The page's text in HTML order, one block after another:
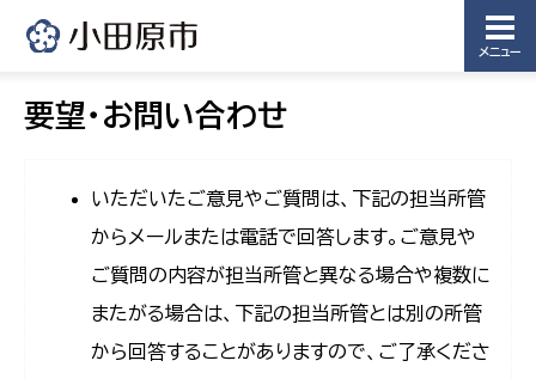
メニュー
要望・お問い合わせ
いただいたご意見やご質問は、下記の担当所管
からメールまたは電話で回答します。ご意見や
ご質問の内容が担当所管と異なる場合や複数に
またがる場合は、下記の担当所管とは別の所管
から回答することがありますので、ご了承くださ